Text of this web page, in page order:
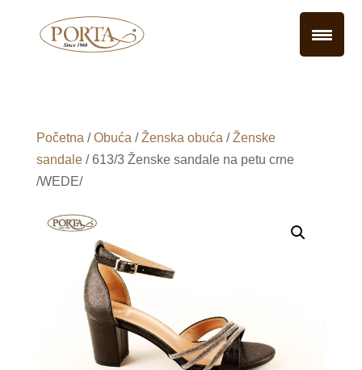
Početna /Obuća /Ženska obuća /Ženske
sandale/ 613/3 Ženske sandale na petu crne
/WEDE/